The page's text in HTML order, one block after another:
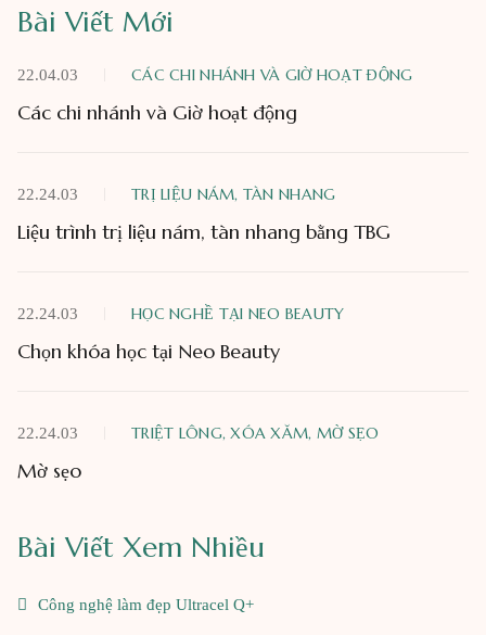
Bài Viết Mới
22.04.03 CÁC CHI NHÁNH VÀ GIỜ HOẠT ĐỘNG
Các chi nhánh và Giờ hoạt động
22.24.03 TRỊ LIỆU NÁM, TÀN NHANG
Liệu trình trị liệu nám, tàn nhang bằng TBG
22.24.03 HỌC NGHỀ TẠI NEO BEAUTY
Chọn khóa học tại Neo Beauty
22.24.03 TRIỆT LÔNG, XÓA XĂM, MỜ SẸO
Mờ sẹo
Bài Viết Xem Nhiều
Công nghệ làm đẹp Ultracel Q+